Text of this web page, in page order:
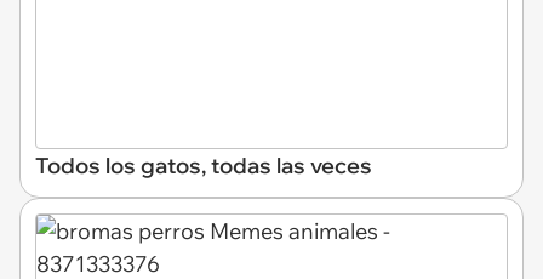
Todos los gatos, todas las veces